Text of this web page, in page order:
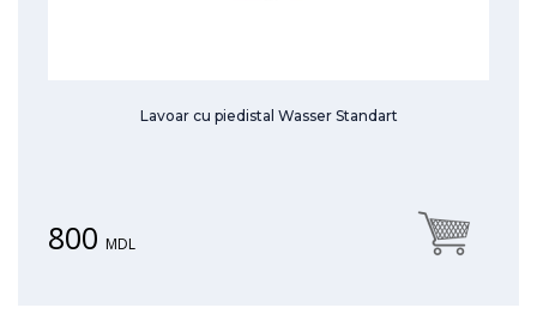
Lavoar cu piedistal Wasser Standart
800 MDL